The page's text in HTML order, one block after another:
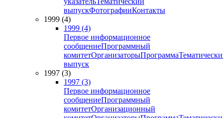
выпускФотографииКонтакты
1999 (4)
1999 (4)
Первое информационное
сообщениеПрограммный
комитетОрганизаторыПрограмма
выпуск
1997 (3)
1997 (3)
Первое информационное
сообщениеПрограммный
комитетОрганизационный